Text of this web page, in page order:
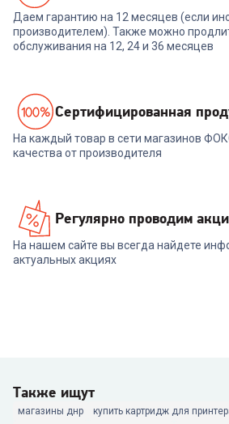
Даем гарантию на 12 месяцев (если
производителем). Также можно
обслуживания на 12, 24 и 36 месяцев
Cертифицированная
На каждый товар в сети магазинов
качества от производителя
Регулярно проводим
На нашем сайте вы всегда найдете
актуальных акциях
Также ищут
магазины днр
купить картридж для